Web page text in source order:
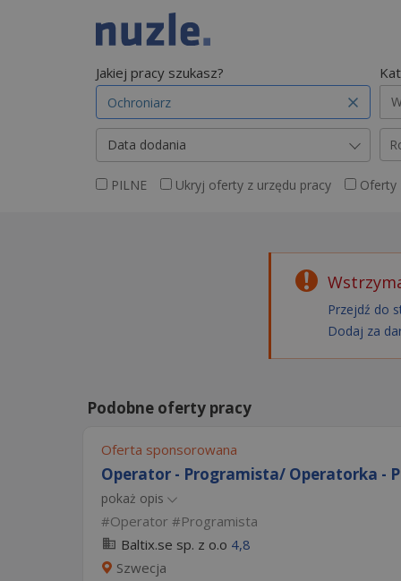
Jakiej pracy szukasz?
Data dodania
PILNE Ukryj oferty z urzędu pracy Oferty
Przejdź do
Dodaj za
Podobne oferty pracy
Oferta sponsorowana
Operator - Programista/ Operatorka -
pokaż opis
Operator
Programista
Baltix.se sp. z o.o 4,8
Szwecja